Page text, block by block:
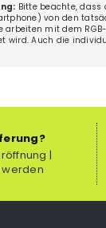
Bitte beachte,
von den
arbeiten mit dem
wird. Auch die
|